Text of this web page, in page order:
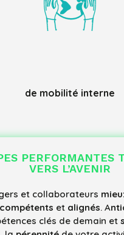
de mobilité interne
PERFORMANTES
VERS L’AVENIR
et collaborateurs
et alignés. A
clés de demain et